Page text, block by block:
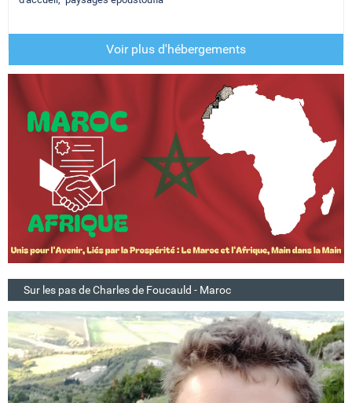
Voir plus d'hébergements
Sur les pas de Charles de Foucauld - Maroc